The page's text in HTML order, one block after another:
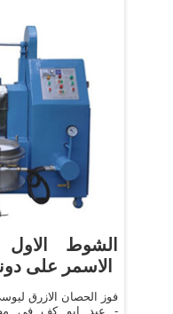
‫الشوط
الاسمر على
فوز الحصان الازرق
عبد ابو كف في